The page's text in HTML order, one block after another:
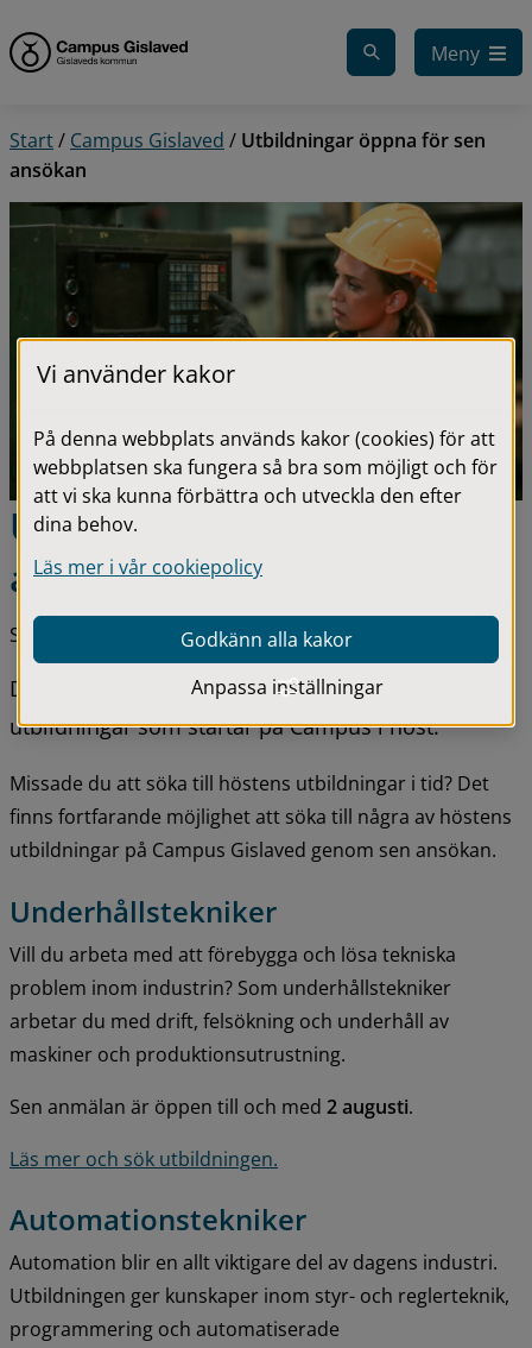
Meny
Start/ Campus Gislaved / Utbildningar öppna för sen
ansökan
Utbildningar öppna för sen
ansökan
Senast uppdaterad 03 juni 2026
Du har fortfarande chansen att söka några av de
utbildningar som startar på Campus i höst.
Missade du att söka till höstens utbildningar i tid? Det
finns fortfarande möjlighet att söka till några av höstens
utbildningar på Campus Gislaved genom sen ansökan.
Underhållstekniker
Vill du arbeta med att förebygga och lösa tekniska
problem inom industrin? Som underhållstekniker
arbetar du med drift, felsökning och underhåll av
maskiner och produktionsutrustning.
Sen anmälan är öppen till och med 2 augusti.
Läs mer och sök utbildningen.
Automationstekniker
Automation blir en allt viktigare del av dagens industri.
Utbildningen ger kunskaper inom styr- och reglerteknik,
programmering och automatiserade
Vi använder kakor
På denna webbplats används kakor (cookies) för att
webbplatsen ska fungera så bra som möjligt och för
att vi ska kunna förbättra och utveckla den efter
dina behov.
Läs mer i vår cookiepolicy
Godkänn alla kakor
Anpassa inställningar